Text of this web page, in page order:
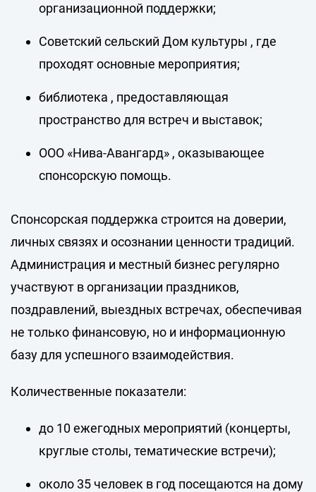
организационной поддержки;
Советский сельский Дом культуры , где
проходят основные мероприятия;
библиотека , предоставляющая
пространство для встреч и выставок;
ООО «Нива-Авангард» , оказывающее
спонсорскую помощь.
Спонсорская поддержка строится на доверии,
личных связях и осознании ценности традиций.
Администрация и местный бизнес регулярно
участвуют в организации праздников,
поздравлений, выездных встречах, обеспечивая
не только финансовую, но и информационную
базу для успешного взаимодействия.
Количественные показатели:
до 10 ежегодных мероприятий (концерты,
круглые столы, тематические встречи);
около 35 человек в год посещаются на дому